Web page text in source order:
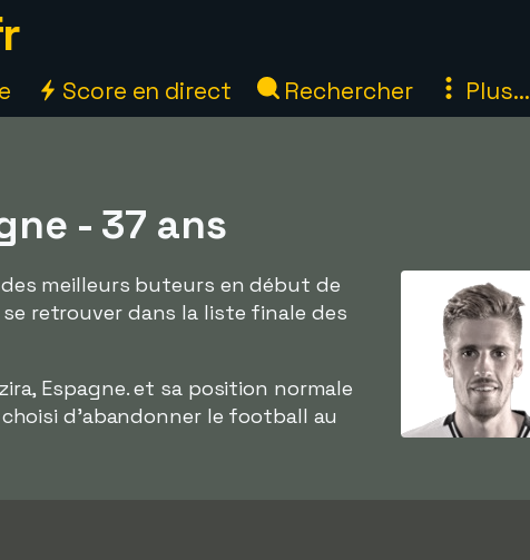
Score en direct Rechercher Plus...
- 37 ans
meilleurs buteurs en début de
retrouver dans la liste finale des
Espagne. et sa position normale
d'abandonner le football au